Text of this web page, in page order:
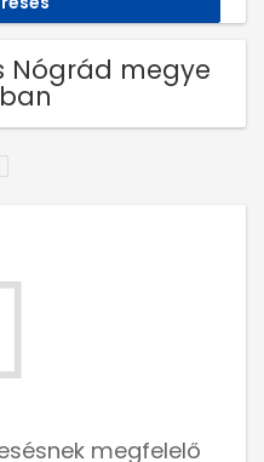
Nógrád megye
megfelelő